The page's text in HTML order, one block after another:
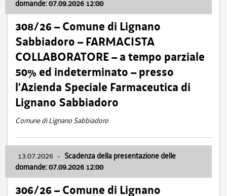
domande: 07.09.2026 12:00
308/26 – Comune di Lignano
Sabbiadoro – FARMACISTA
COLLABORATORE – a tempo parziale
50% ed indeterminato – presso
l’Azienda Speciale Farmaceutica di
Lignano Sabbiadoro
Comune di Lignano Sabbiadoro
13.07.2026 - Scadenza della presentazione delle
domande: 07.09.2026 12:00
306/26 – Comune di Lignano